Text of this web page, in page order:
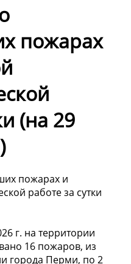
пожарах
(на 29
пожарах и
работе за сутки
г. на территории
16 пожаров, из
города Перми, по 2